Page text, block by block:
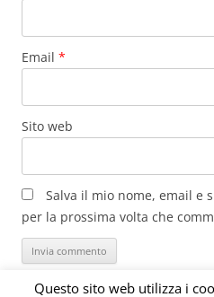
Email *
Sito web
Salva il mio nome, email e
per la prossima volta che
Questo sito web utilizza i